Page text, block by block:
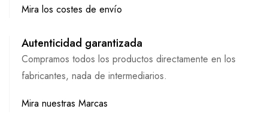
Mira los costes de envío
Autenticidad garantizada
Compramos todos los productos directamente en los
fabricantes, nada de intermediarios.
Mira nuestras Marcas